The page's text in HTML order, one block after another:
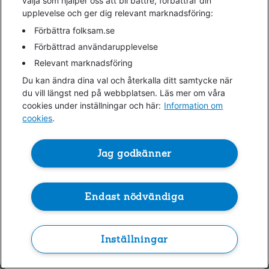
information).
upplevelse och ger dig relevant marknadsföring:
Förbättra folksam.se
Förbättrad användarupplevelse
Relevant marknadsföring
Du kan ändra dina val och återkalla ditt samtycke när
du vill längst ned på webbplatsen. Läs mer om våra
cookies under inställningar och här: Information om
cookies.
Jag godkänner
Endast nödvändiga
Inställningar